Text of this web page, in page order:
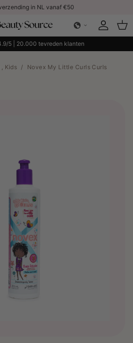
in NL vanaf €50
Account
| 20.000 tevreden klanten
Kids /
Novex My Little Curls Curls